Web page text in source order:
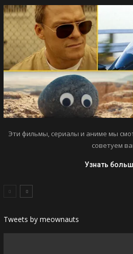
Эти фильмы, сериалы и аниме мы
советуем
Узнать
Tweets by meownauts